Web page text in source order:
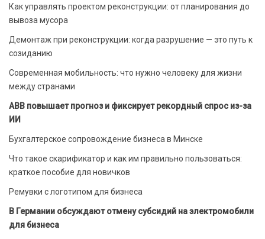
Как управлять проектом реконструкции: от планирования до
вывоза мусора
Демонтаж при реконструкции: когда разрушение — это путь к
созиданию
Современная мобильность: что нужно человеку для жизни
между странами
ABB повышает прогноз и фиксирует рекордный спрос из-за
ИИ
Бухгалтерское сопровождение бизнеса в Минске
Что такое скарификатор и как им правильно пользоваться:
краткое пособие для новичков
Ремувки с логотипом для бизнеса
В Германии обсуждают отмену субсидий на электромобили
для бизнеса